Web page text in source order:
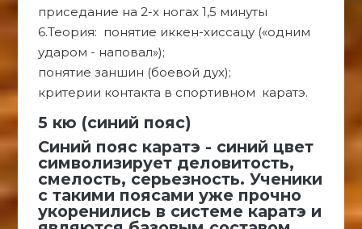
приседание на 2-х ногах 1,5 минуты
6.Теория: понятие иккен-хиссацу («одним
ударом - наповал»);
понятие заншин (боевой дух);
критерии контакта в спортивном каратэ.
5 кю (синий пояс)
Синий пояс каратэ - синий цвет
символизирует деловитость,
смелость, серьезность. Ученики
с такими поясами уже прочно
укоренились в системе каратэ и